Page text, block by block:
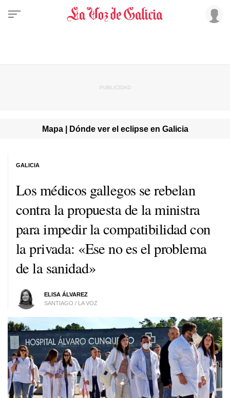
Mapa | Dónde ver el eclipse en Galicia
Los médicos gallegos se rebelan
contra la propuesta de la ministra
para impedir la compatibilidad con
la privada: «Ese no es el problema
de la sanidad»
ELISA ÁLVAREZ
SANTIAGO / LA VOZ
GALICIA